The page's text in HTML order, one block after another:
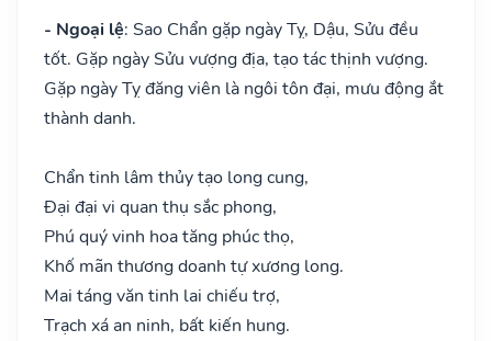
- Ngoại lệ: Sao Chẩn gặp ngày Tỵ, Dậu, Sửu đều
tốt. Gặp ngày Sửu vượng địa, tạo tác thịnh vượng.
Gặp ngày Tỵ đăng viên là ngôi tôn đại, mưu động ắt
thành danh.
Chẩn tinh lâm thủy tạo long cung,
Đại đại vi quan thụ sắc phong,
Phú quý vinh hoa tăng phúc thọ,
Khố mãn thương doanh tự xương long.
Mai táng văn tinh lai chiếu trợ,
Trạch xá an ninh, bất kiến hung.